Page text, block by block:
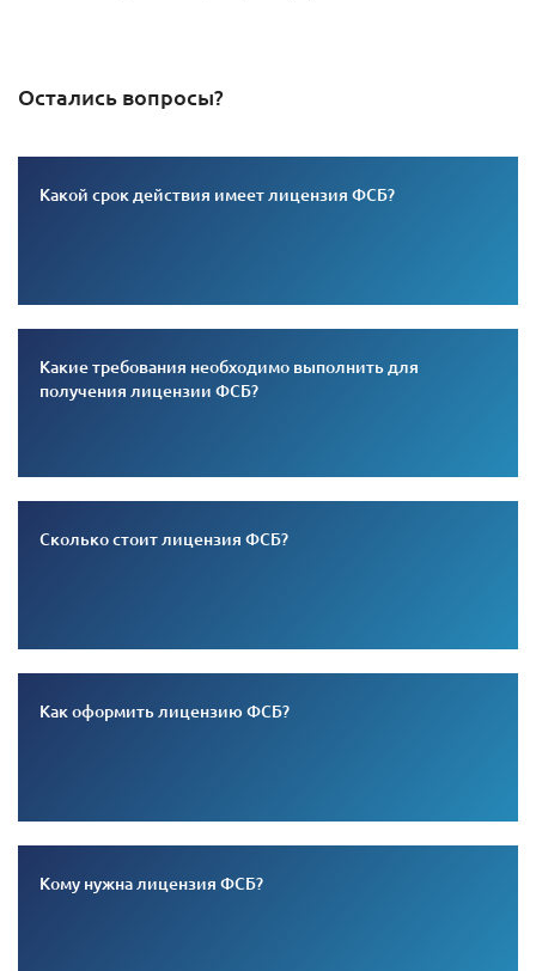
Остались вопросы?
Какой срок действия имеет лицензия ФСБ?
Какие требования необходимо выполнить для
получения лицензии ФСБ?
Сколько стоит лицензия ФСБ?
Как оформить лицензию ФСБ?
Кому нужна лицензия ФСБ?